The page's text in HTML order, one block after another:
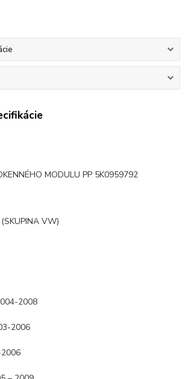
MODULU PP 5K0959792
(SKUPINA VW)
2008
2006